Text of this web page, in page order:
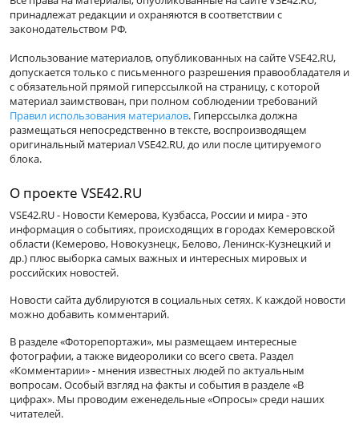
принадлежат редакции и охраняются в соответствии с
законодательством РФ.
Использование материалов, опубликованных на сайте VSE42.RU,
допускается только с письменного разрешения правообладателя и
с обязательной прямой гиперссылкой на страницу, с которой
материал заимствован, при полном соблюдении требований
Правил использования материалов. Гиперссылка должна
размещаться непосредственно в тексте, воспроизводящем
оригинальный материал VSE42.RU, до или после цитируемого
блока.
О проекте VSE42.RU
VSE42.RU - Новости Кемерова, Кузбасса, России и мира - это
информация о событиях, происходящих в городах Кемеровской
области (Кемерово, Новокузнецк, Белово, Ленинск-Кузнецкий и
др.) плюс выборка самых важных и интересных мировых и
российских новостей.
Новости сайта дублируются в социальных сетях. К каждой новости
можно добавить комментарий.
В разделе «Фоторепортажи», мы размещаем интересные
фотографии, а также видеоролики со всего света. Раздел
«Комментарии» - мнения известных людей по актуальным
вопросам. Особый взгляд на факты и события в разделе «В
цифрах». Мы проводим еженедельные «Опросы» среди наших
читателей.